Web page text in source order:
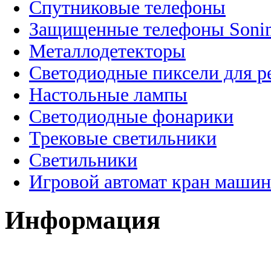
Спутниковые телефоны
Защищенные телефоны
Металлодетекторы
Светодиодные пиксели для
Настольные лампы
Светодиодные фонарики
Трековые светильники
Светильники
Игровой автомат кран
Информация